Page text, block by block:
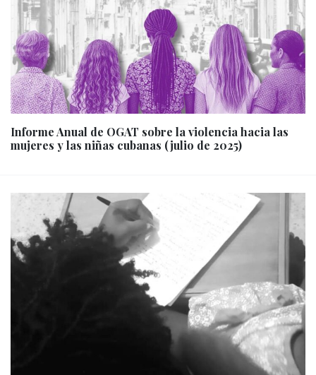
Informe Anual de OGAT sobre la violencia hacia las
mujeres y las niñas cubanas (julio de 2025)